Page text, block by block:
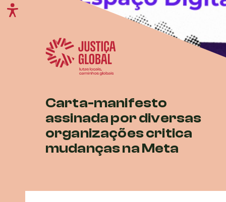
Carta-manifesto
assinada por diversas
organizações critica
mudanças na Meta